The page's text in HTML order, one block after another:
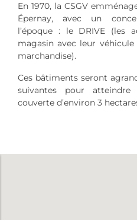
En 1970, la CSGV
Épernay, avec un
l’époque : le DRIVE (les
magasin avec leur
marchandise).
Ces bâtiments seront
suivantes pour atteindre
couverte d’environ 3